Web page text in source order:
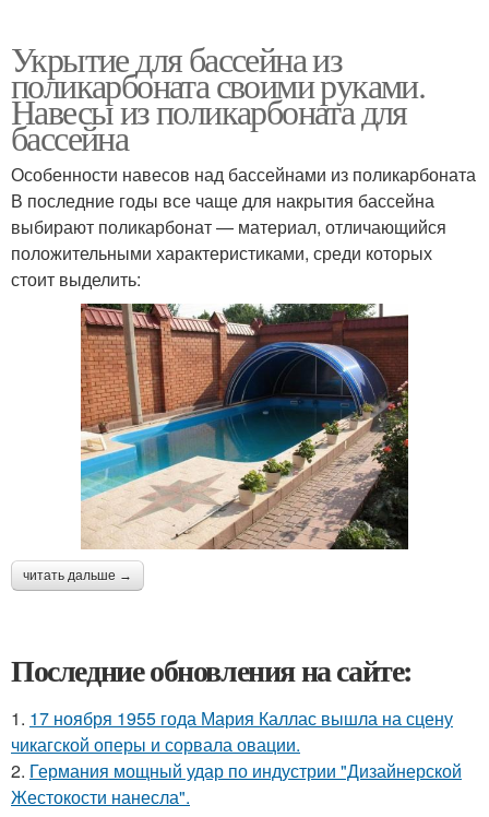
Укрытие для бассейна из
поликарбоната своими руками.
Навесы из поликарбоната для
бассейна
Особенности навесов над бассейнами из поликарбоната
В последние годы все чаще для накрытия бассейна
выбирают поликарбонат — материал, отличающийся
положительными характеристиками, среди которых
стоит выделить:
читать дальше →
Последние обновления на сайте:
1. 17 ноября 1955 года Мария Каллас вышла на сцену
чикагской оперы и сорвала овации.
2. Германия мощный удар по индустрии "Дизайнерской
Жестокости нанесла".